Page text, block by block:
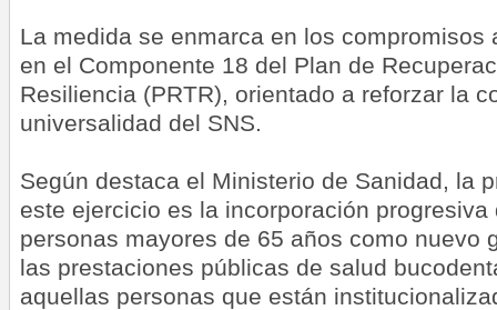
La medida se enmarca en los compromisos
en el Componente 18 del Plan de
Resiliencia (PRTR), orientado a reforzar la
universalidad del SNS.
Según destaca el Ministerio de Sanidad, la
este ejercicio es la incorporación
personas mayores de 65 años como nuevo
las prestaciones públicas de salud
aquellas personas que están